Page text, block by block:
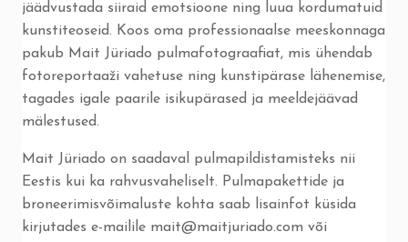
jäädvustada siiraid emotsioone ning luua kordumatuid
kunstiteoseid. Koos oma professionaalse meeskonnaga
pakub Mait Jüriado pulmafotograafiat, mis ühendab
fotoreportaaži vahetuse ning kunstipärase lähenemise,
tagades igale paarile isikupärased ja meeldejäävad
mälestused.
Mait Jüriado on saadaval pulmapildistamisteks nii
Eestis kui ka rahvusvaheliselt. Pulmapakettide ja
broneerimisvõimaluste kohta saab lisainfot küsida
kirjutades e-mailile mait@maitjuriado.com või